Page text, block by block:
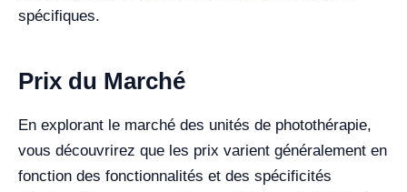
spécifiques.
Prix du Marché
En explorant le marché des unités de photothérapie,
vous découvrirez que les prix varient généralement en
fonction des fonctionnalités et des spécificités